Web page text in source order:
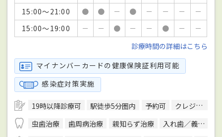
15:00～21:00
● ● － ● － － －
－
15:00～19:00
－ － ● － － ● －
－
診療時間の詳細はこちら
マイナンバーカードの健康保険証利用可能
感染症対策実施
19時以降診療可 駅徒歩5分圏内 予約可
クレジットカード対応
虫歯治療
歯周病治療 親知らず治療
入れ歯／義歯治療